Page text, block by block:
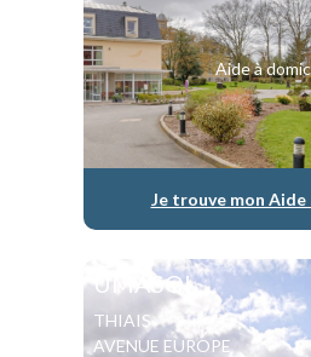
Aide à
Je trouve mon Aide
UMASOL
THIAIS
AVENUE EUROPE